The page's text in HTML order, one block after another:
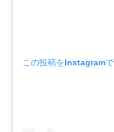
この投稿をInstagram